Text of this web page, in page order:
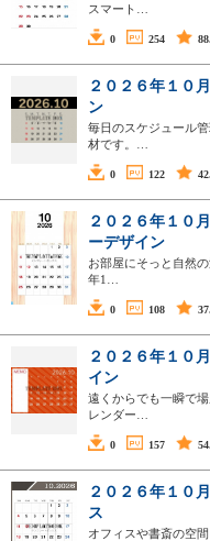
スマート…
0 254
２０２６年１０
ン
毎日のスケジュール
材です。…
0 122
２０２６年１０
ーデザイン
お部屋にそっと自然
年1…
0 108
２０２６年１０
イン
遠くからでも一瞬で
レンダー…
0 157
２０２６年１０
ス
オフィスや書斎の空